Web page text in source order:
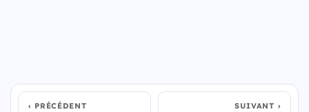
PRÉCÉDENT SUIVANT